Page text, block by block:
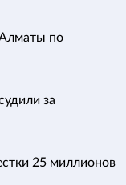
по
за
25 миллионов